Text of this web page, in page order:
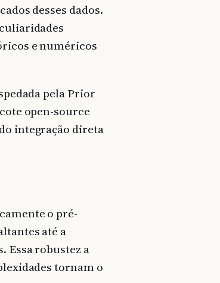
desses dados.
e numéricos
pela Prior
open-source
integração direta
o pré-
até a
Essa robustez a
tornam o